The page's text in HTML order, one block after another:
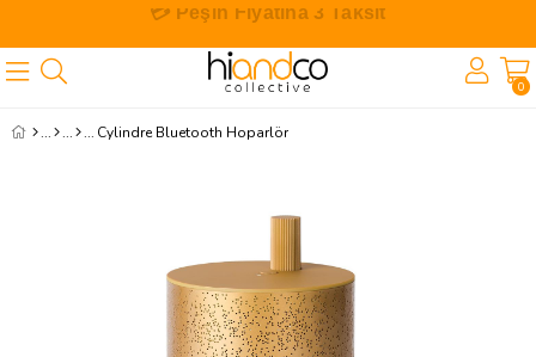
🎁 İlk Siparişe Özel %10 İndirim
0
Cylindre Bluetooth Hoparlör